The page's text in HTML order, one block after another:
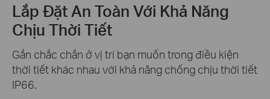
Lắp Đặt An Toàn Với Khả Năng
Chịu Thời Tiết
Gắn chắc chắn ở vị trí bạn muốn trong điều kiện
thời tiết khác nhau với khả năng chống chịu thời tiết
IP66.